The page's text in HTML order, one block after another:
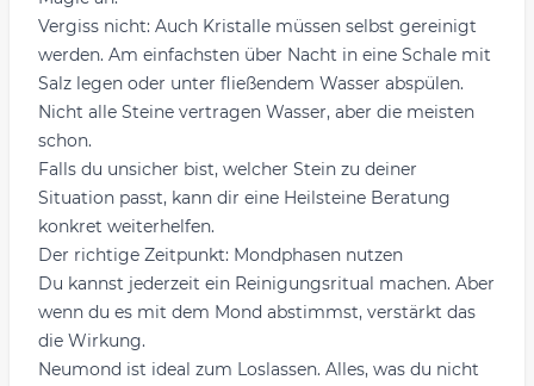
Vergiss nicht: Auch Kristalle müssen selbst gereinigt
werden. Am einfachsten über Nacht in eine Schale mit
Salz legen oder unter fließendem Wasser abspülen.
Nicht alle Steine vertragen Wasser, aber die meisten
schon.
Falls du unsicher bist, welcher Stein zu deiner
Situation passt, kann dir eine Heilsteine Beratung
konkret weiterhelfen.
Der richtige Zeitpunkt: Mondphasen nutzen
Du kannst jederzeit ein Reinigungsritual machen. Aber
wenn du es mit dem Mond abstimmst, verstärkt das
die Wirkung.
Neumond ist ideal zum Loslassen. Alles, was du nicht